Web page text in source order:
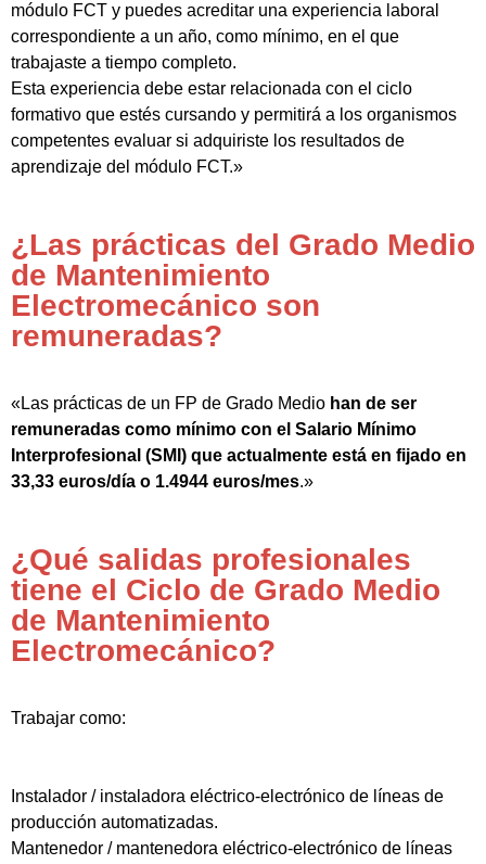
módulo FCT y puedes acreditar una experiencia laboral
correspondiente a un año, como mínimo, en el que
trabajaste a tiempo completo.
Esta experiencia debe estar relacionada con el ciclo
formativo que estés cursando y permitirá a los organismos
competentes evaluar si adquiriste los resultados de
aprendizaje del módulo FCT.»
¿Las prácticas del Grado Medio
de Mantenimiento
Electromecánico son
remuneradas?
«Las prácticas de un FP de Grado Medio han de ser
remuneradas como mínimo con el Salario Mínimo
Interprofesional (SMI) que actualmente está en fijado en
33,33 euros/día o 1.4944 euros/mes.»
¿Qué salidas profesionales
tiene el Ciclo de Grado Medio
de Mantenimiento
Electromecánico?
Trabajar como:
Instalador / instaladora eléctrico-electrónico de líneas de
producción automatizadas.
Mantenedor / mantenedora eléctrico-electrónico de líneas